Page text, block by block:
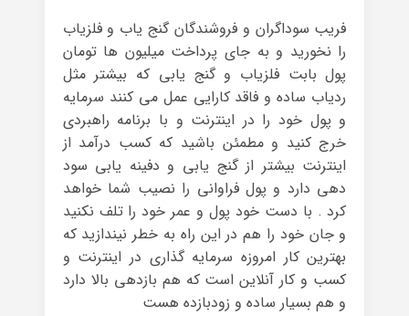
فریب سوداگران و فروشندگان گنج یاب و فلزیاب
را نخورید و به جای پرداخت میلیون ها تومان
پول بابت فلزیاب و گنج یابی که بیشتر مثل
ردیاب ساده و فاقد کارایی عمل می کنند سرمایه
و پول خود را در اینترنت و با برنامه راهبردی
خرج کنید و مطمئن باشید که کسب درآمد از
اینترنت بیشتر از گنج یابی و دفینه یابی سود
دهی دارد و پول فراوانی را نصیب شما خواهد
کرد . با دست خود پول و عمر خود را تلف نکنید
و جان خود را هم در این راه به خطر نیندازید که
بهترین کار امروزه سرمایه گذاری در اینترنت و
کسب و کار آنلاین است که هم بازدهی بالا دارد
و هم بسیار ساده و زودبازده هست